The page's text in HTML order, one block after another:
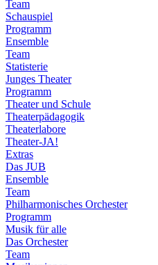
Team
Schauspiel
Programm
Ensemble
Team
Statisterie
Junges Theater
Programm
Theater und Schule
Theaterpädagogik
Theaterlabore
Theater-JA!
Extras
Das JUB
Ensemble
Team
Philharmonisches Orchester
Programm
Musik für alle
Das Orchester
Team